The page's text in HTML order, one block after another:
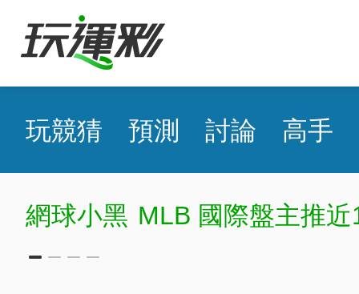
玩競猜 預測 討論 高手
85768 MLB